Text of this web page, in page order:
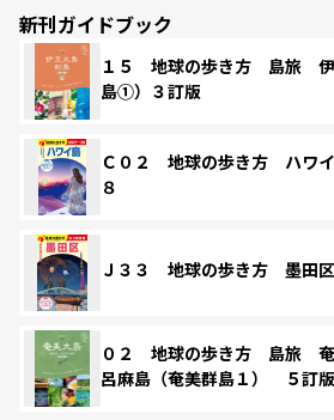
新刊ガイドブック
１５ 地球の歩き方 島旅
島①）３訂版
Ｃ０２ 地球の歩き方 ハワ
８
Ｊ３３ 地球の歩き方 墨田区
０２ 地球の歩き方 島旅
呂麻島（奄美群島１） ５訂版